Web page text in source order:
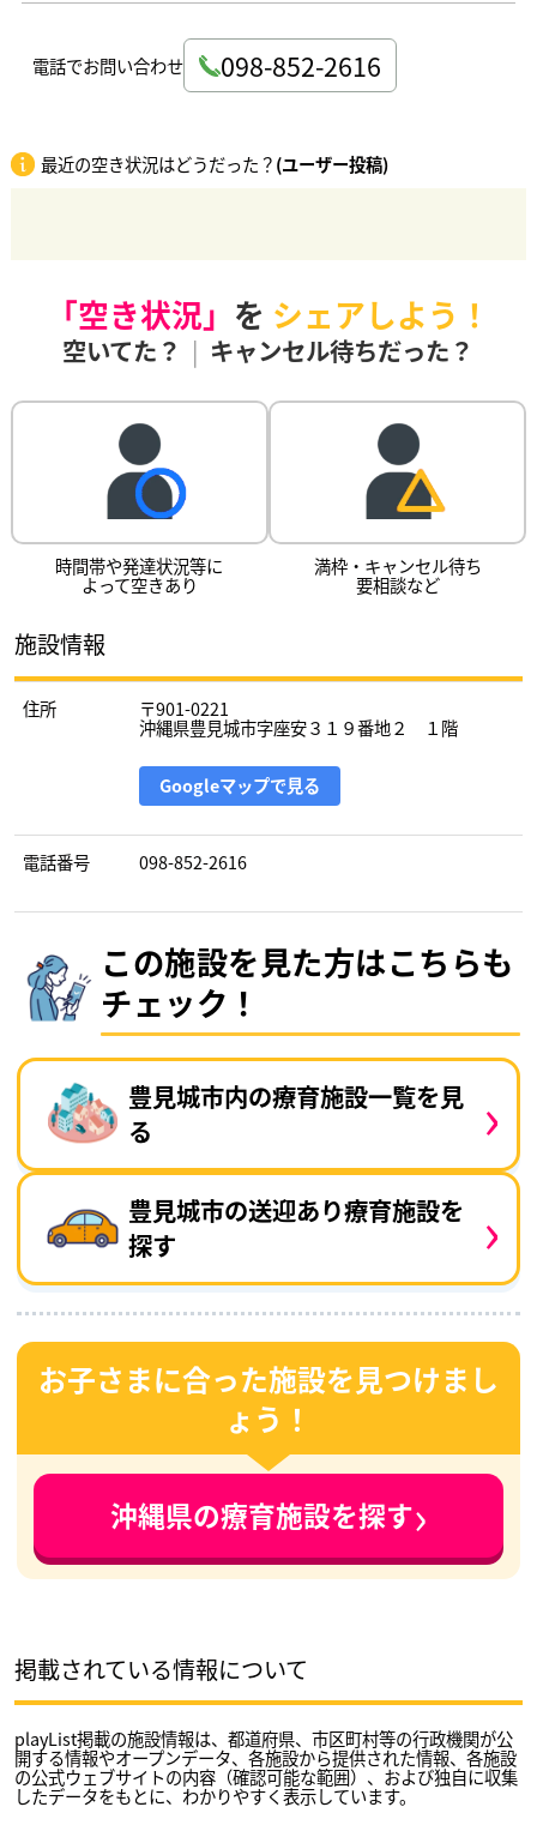
電話でお問い合わせ 098-852-2616
最近の空き状況はどうだった？(ユーザー投稿)
「空き状況」 を シェアしよう！
空いてた？ | キャンセル待ちだった？
時間帯や発達状況等に
よって空きあり
満枠・キャンセル待ち
要相談など
施設情報
住所 〒901-0221
沖縄県豊見城市字座安３１９番地２ １階
Googleマップで見る
電話番号 098-852-2616
この施設を見た方はこちらも
チェック！
豊見城市内の療育施設一覧を見
る
›
豊見城市の送迎あり療育施設を
探す
›
お子さまに合った施設を見つけまし
ょう！
沖縄県の療育施設を探す›
掲載されている情報について
playList掲載の施設情報は、都道府県、市区町村等の行政機関が公
開する情報やオープンデータ、各施設から提供された情報、各施設
の公式ウェブサイトの内容（確認可能な範囲）、および独自に収集
したデータをもとに、わかりやすく表示しています。